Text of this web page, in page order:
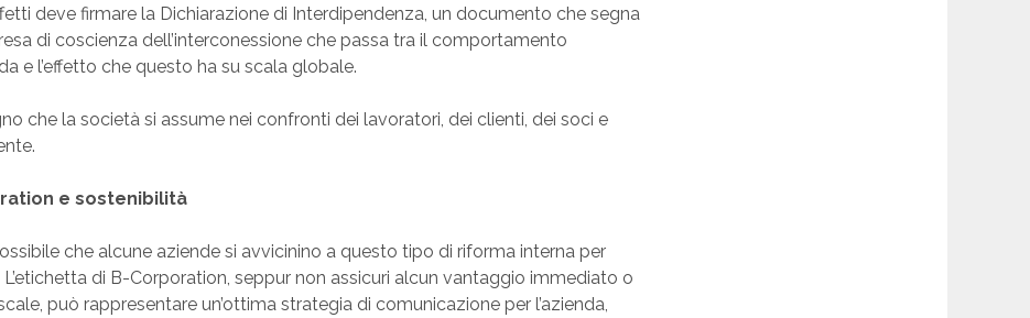
deve firmare la Dichiarazione di Interdipendenza, un documento che segna
di coscienza dell’interconessione che passa tra il comportamento
e l’effetto che questo ha su scala globale.
che la società si assume nei confronti dei lavoratori, dei clienti, dei soci e
e sostenibilità
che alcune aziende si avvicinino a questo tipo di riforma interna per
L’etichetta di B-Corporation, seppur non assicuri alcun vantaggio immediato o
può rappresentare un’ottima strategia di comunicazione per l’azienda,